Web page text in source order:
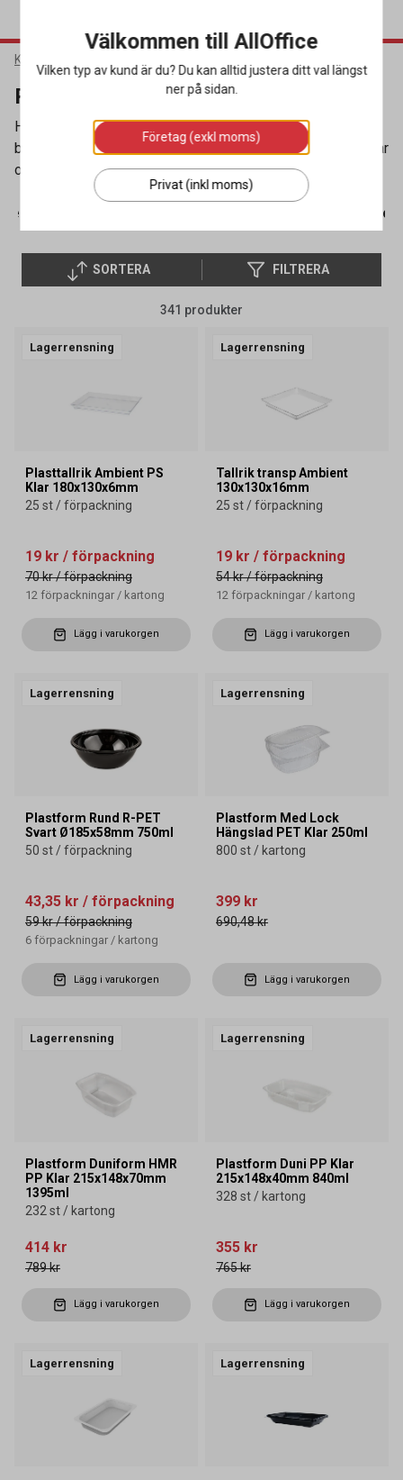
Kök & Servering
Plastformar
Här hittar du alla typer av plastformar och lock för de flesta
behov. I vårt stora utbud finns formar i många olika storlekar
och former. Från runda till fyrkantiga, höga till låga.
SORTERA FILTRERA
341 produkter
Lagerrensning
Plasttallrik Ambient PS
Klar 180x130x6mm
25 st / förpackning
19 kr / förpackning
70 kr/ förpackning
12 förpackningar / kartong
Lägg i varukorgen
Lagerrensning
Tallrik transp Ambient
130x130x16mm
25 st / förpackning
19 kr / förpackning
54 kr/ förpackning
12 förpackningar / kartong
Lägg i varukorgen
Lagerrensning
Plastform Rund R-PET
Svart Ø185x58mm 750ml
50 st / förpackning
43,35 kr / förpackning
59 kr/ förpackning
6 förpackningar / kartong
Lägg i varukorgen
Lagerrensning
Plastform Med Lock
Hängslad PET Klar 250ml
800 st / kartong
399 kr
690,48 kr
Lägg i varukorgen
Lagerrensning
Plastform Duniform HMR
PP Klar 215x148x70mm
1395ml
232 st / kartong
414 kr
789 kr
Lägg i varukorgen
Lagerrensning
Plastform Duni PP Klar
215x148x40mm 840ml
328 st / kartong
355 kr
765 kr
Lägg i varukorgen
Lagerrensning Lagerrensning
Välkommen till AllOffice
Vilken typ av kund är du? Du kan alltid justera ditt val längst
ner på sidan.
Företag (exkl moms)
Privat (inkl moms)